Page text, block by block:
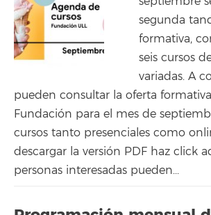
segunda
formativa,
seis cursos
variadas. A
pueden consultar la oferta
Fundación para el mes de
cursos tanto presenciales como
descargar la versión PDF haz click
personas interesadas pueden...